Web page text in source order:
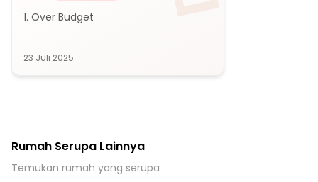
1. Over Budget
23 Juli 2025
Rumah Serupa Lainnya
Temukan rumah yang serupa